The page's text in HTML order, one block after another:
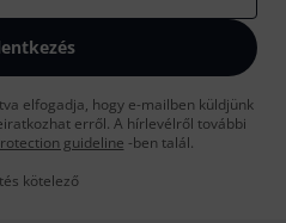
elfogadja, hogy e-mailben küldjünk
erről. A hírlevélről további
guideline -ben talál.
kötelező